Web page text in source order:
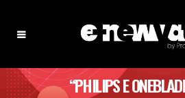
“PHILIPS E